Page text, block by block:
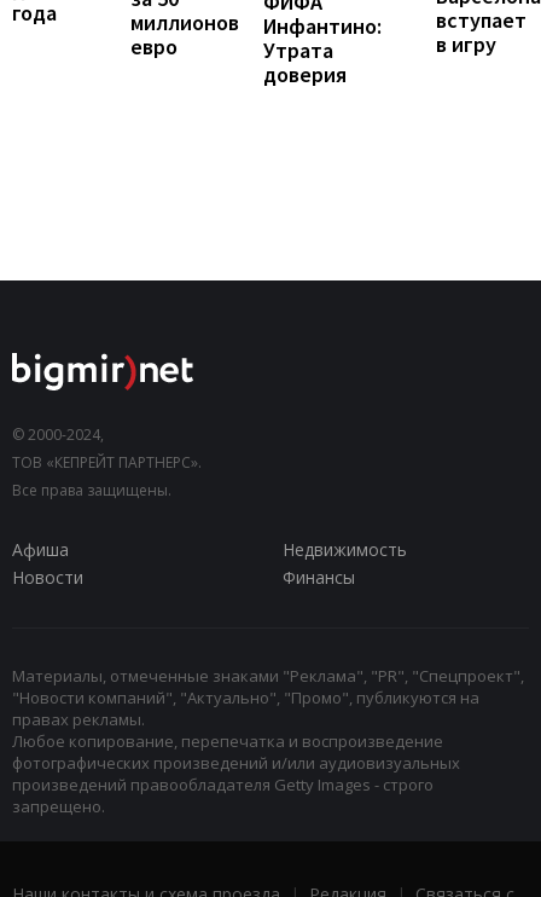
года
миллионов
евро
Инфантино:
Утрата
доверия
вступает
в игру
© 2000-2024,
ТОВ «КЕПРЕЙТ ПАРТНЕРС».
Все права защищены.
Афиша
Недвижимость
Новости
Финансы
Материалы, отмеченные знаками "Реклама", "PR", "Спецпроект",
"Новости компаний", "Актуально", "Промо", публикуются на
правах рекламы.
Любое копирование, перепечатка и воспроизведение
фотографических произведений и/или аудиовизуальных
произведений правообладателя Getty Images - строго
запрещено.